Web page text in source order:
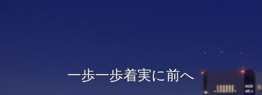
一歩一歩着実に前へ